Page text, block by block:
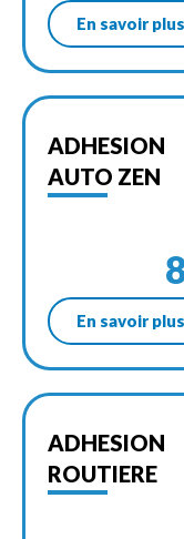
En savoir plus
ADHESION
AUTO ZEN
En savoir plus
ADHESION
ROUTIERE